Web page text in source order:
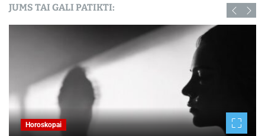
JUMS TAI GALI PATIKTI:
Horoskopai